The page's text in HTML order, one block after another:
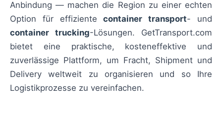
Anbindung — machen die Region zu einer echten
Option für effizientecontainer transport- und
container trucking-Lösungen. GetTransport.com
bietet eine praktische, kosteneffektive und
zuverlässige Plattform, um Fracht, Shipment und
Delivery weltweit zu organisieren und so Ihre
Logistikprozesse zu vereinfachen.